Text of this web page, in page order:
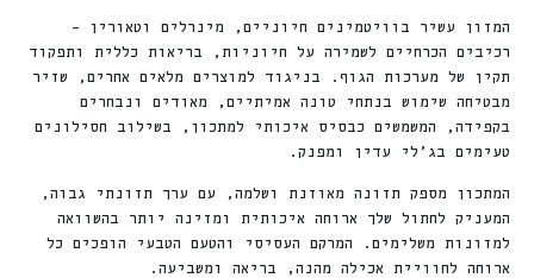
המזון עשיר בוויטמינים חיוניים, מינרלים וטאורין –
רכיבים הכרחיים לשמירה על חיוניות, בריאות כללית ותפקוד
תקין של מערכות הגוף. בניגוד למוצרים מלאים אחרים, שזיר
מבטיחה שימוש בנתחי טונה אמיתיים, מאודים ונבחרים
בקפידה, המשמשים כבסיס איכותי למתכון, בשילוב חסילונים
טעימים בג’לי עדין ומפנק.
המתכון מספק תזונה מאוזנת ושלמה, עם ערך תזונתי גבוה,
המעניק לחתול שלך ארוחה איכותית ומזינה יותר בהשוואה
למזונות משלימים. המרקם העסיסי והטעם הטבעי הופכים כל
ארוחה לחוויית אכילה מהנה, בריאה ומשביעה.